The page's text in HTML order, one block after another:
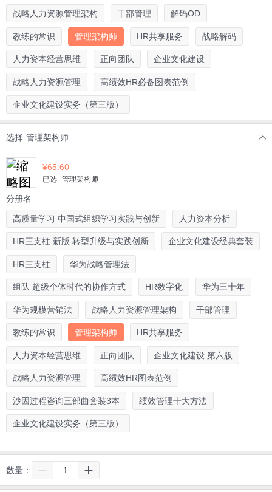
战略人力资源管理架构 干部管理 解码OD
教练的常识 管理架构师 HR共享服务 战略解码
人力资本经营思维 正向团队 企业文化建设
战略人力资源管理 高绩效HR必备图表范例
企业文化建设实务（第三版）
选择 管理架构师
¥65.60
已选 管理架构师
分册名
高质量学习 中国式组织学习实践与创新 人力资本分析
HR三支柱 新版 转型升级与实践创新 企业文化建设经典套装
HR三支柱 华为战略管理法
组队 超级个体时代的协作方式 HR数字化 华为三十年
华为规模营销法 战略人力资源管理架构 干部管理
教练的常识 管理架构师 HR共享服务
人力资本经营思维 正向团队 企业文化建设 第六版
战略人力资源管理 高绩效HR图表范例
沙因过程咨询三部曲套装3本 绩效管理十大方法
企业文化建设实务（第三版）
数量：